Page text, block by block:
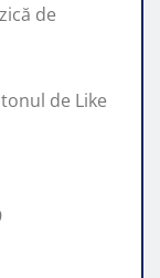
de
de Like